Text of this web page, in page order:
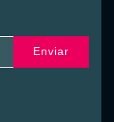
Enviar